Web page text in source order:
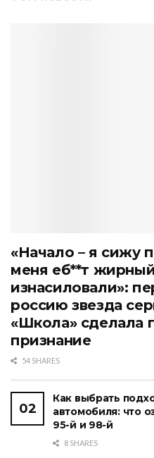
«Начало – я сижу
меня еб**т
изнасиловали»:
россию звезда
«Школа» сделала
признание
54 SHARES
Как выбрать
автомобиля: что
95-й и 98-й
8 SHARES